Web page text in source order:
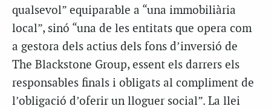
qualsevol” equiparable a “una immobiliària
local”, sinó “una de les entitats que opera com
a gestora dels actius dels fons d’inversió de
The Blackstone Group, essent els darrers els
responsables finals i obligats al compliment de
l’obligació d’oferir un lloguer social”. La llei